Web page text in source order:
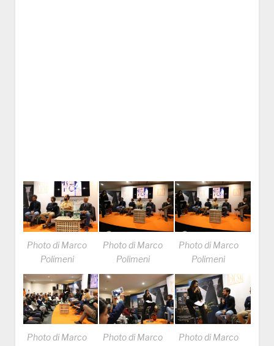
Photo di Marco
Polimeni
Photo di Marco
Polimeni
Photo di Marco
Polimeni
Photo di Marco
Photo di Marco
Photo di Marco